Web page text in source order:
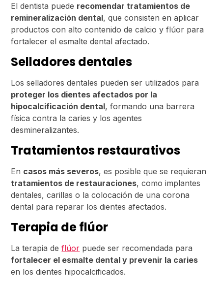
El dentista puede recomendar tratamientos de
remineralización dental, que consisten en aplicar
productos con alto contenido de calcio y flúor para
fortalecer el esmalte dental afectado.
Selladores dentales
Los selladores dentales pueden ser utilizados para
proteger los dientes afectados por la
hipocalcificación dental, formando una barrera
física contra la caries y los agentes
desmineralizantes.
Tratamientos restaurativos
En casos más severos, es posible que se requieran
tratamientos de restauraciones, como implantes
dentales, carillas o la colocación de una corona
dental para reparar los dientes afectados.
Terapia de flúor
La terapia deflúor puede ser recomendada para
fortalecer el esmalte dental y prevenir la caries
en los dientes hipocalcificados.